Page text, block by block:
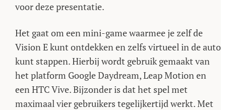
voor deze presentatie.
Het gaat om een mini-game waarmee je zelf de
Vision E kunt ontdekken en zelfs virtueel in de auto
kunt stappen. Hierbij wordt gebruik gemaakt van
het platform Google Daydream, Leap Motion en
een HTC Vive. Bijzonder is dat het spel met
maximaal vier gebruikers tegelijkertijd werkt. Met